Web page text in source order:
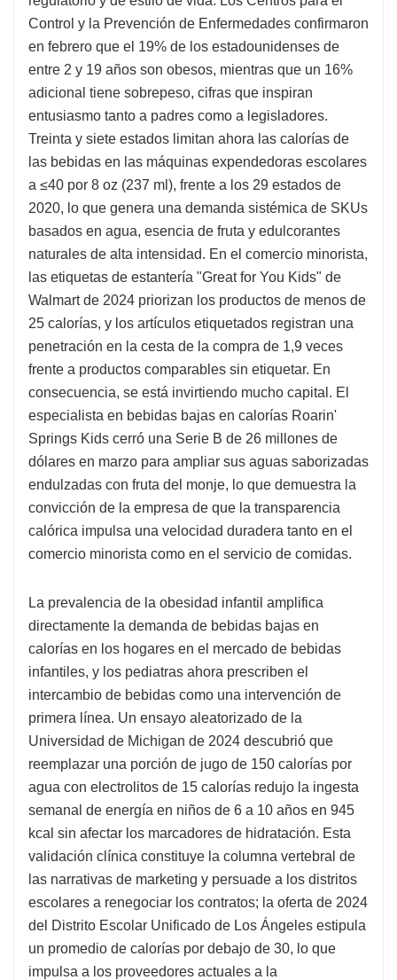
Control y la Prevención de Enfermedades confirmaron
en febrero que el 19% de los estadounidenses de
entre 2 y 19 años son obesos, mientras que un 16%
adicional tiene sobrepeso, cifras que inspiran
entusiasmo tanto a padres como a legisladores.
Treinta y siete estados limitan ahora las calorías de
las bebidas en las máquinas expendedoras escolares
a ≤40 por 8 oz (237 ml), frente a los 29 estados de
2020, lo que genera una demanda sistémica de SKUs
basados ​​en agua, esencia de fruta y edulcorantes
naturales de alta intensidad. En el comercio minorista,
las etiquetas de estantería "Great for You Kids" de
Walmart de 2024 priorizan los productos de menos de
25 calorías, y los artículos etiquetados registran una
penetración en la cesta de la compra de 1,9 veces
frente a productos comparables sin etiquetar. En
consecuencia, se está invirtiendo mucho capital. El
especialista en bebidas bajas en calorías Roarin'
Springs Kids cerró una Serie B de 26 millones de
dólares en marzo para ampliar sus aguas saborizadas
endulzadas con fruta del monje, lo que demuestra la
convicción de la empresa de que la transparencia
calórica impulsa una velocidad duradera tanto en el
comercio minorista como en el servicio de comidas.
La prevalencia de la obesidad infantil amplifica
directamente la demanda de bebidas bajas en
calorías en los hogares en el mercado de bebidas
infantiles, y los pediatras ahora prescriben el
intercambio de bebidas como una intervención de
primera línea. Un ensayo aleatorizado de la
Universidad de Michigan de 2024 descubrió que
reemplazar una porción de jugo de 150 calorías por
agua con electrolitos de 15 calorías redujo la ingesta
semanal de energía en niños de 6 a 10 años en 945
kcal sin afectar los marcadores de hidratación. Esta
validación clínica constituye la columna vertebral de
las narrativas de marketing y persuade a los distritos
escolares a renegociar los contratos; la oferta de 2024
del Distrito Escolar Unificado de Los Ángeles estipula
un promedio de calorías por debajo de 30, lo que
impulsa a los proveedores actuales a la